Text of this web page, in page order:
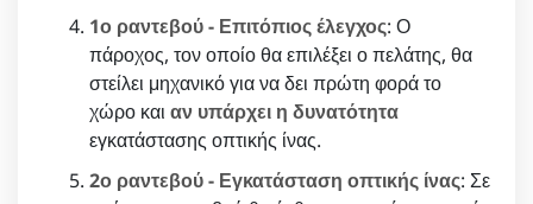
1ο ραντεβού - Επιτόπιος έλεγχος: Ο
πάροχος, τον οποίο θα επιλέξει ο πελάτης, θα
στείλει μηχανικό για να δει πρώτη φορά το
χώρο και αν υπάρχει η δυνατότητα
εγκατάστασης οπτικής ίνας.
2ο ραντεβού - Εγκατάσταση οπτικής ίνας: Σε